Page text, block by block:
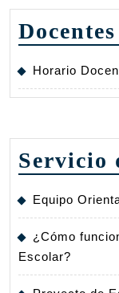
Docentes
Horario
Servicio
Equipo
¿Cómo
Escolar?